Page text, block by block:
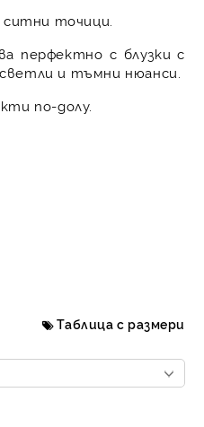
точици.
перфектно с блузки с
и тъмни нюанси.
по-долу.
Таблица с размери